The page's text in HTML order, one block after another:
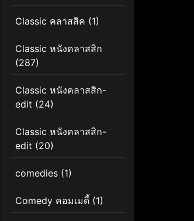
Classic คลาสสิค (1)
Classic หนังคลาสสิก
(287)
Classic หนังคลาสสิก-
edit (24)
Classic หนังคลาสสิก-
edit (20)
comedies (1)
Comedy คอมเมดี้ (1)